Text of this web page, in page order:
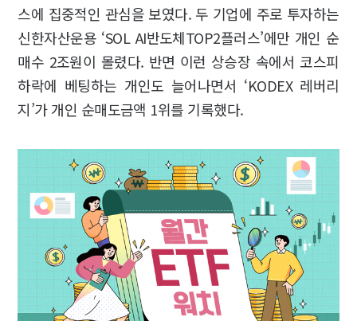
스에 집중적인 관심을 보였다. 두 기업에 주로 투자하는
신한자산운용 ‘SOL AI반도체TOP2플러스’에만 개인 순
매수 2조원이 몰렸다. 반면 이런 상승장 속에서 코스피
하락에 베팅하는 개인도 늘어나면서 ‘KODEX 레버리
지’가 개인 순매도금액 1위를 기록했다.